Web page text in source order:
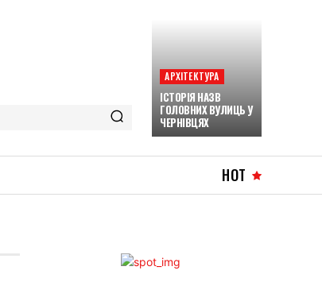
АРХІТЕКТУРА
ІСТОРІЯ НАЗВ
ГОЛОВНИХ ВУЛИЦЬ У
ЧЕРНІВЦЯХ
HOT